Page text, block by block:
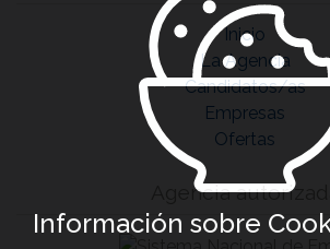
Inicio
La Agencia
Candidatos/as
Empresas
Ofertas
Agencia autorizada
Información sobre